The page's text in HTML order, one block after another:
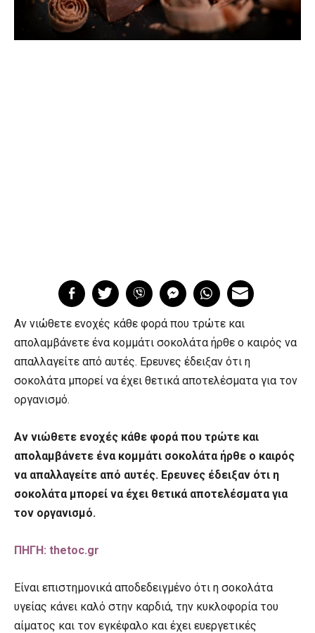
Αν νιώθετε ενοχές κάθε φορά που τρώτε και
απολαμβάνετε ένα κομμάτι σοκολάτα ήρθε ο καιρός να
απαλλαγείτε από αυτές. Ερευνες έδειξαν ότι η
σοκολάτα μπορεί να έχει θετικά αποτελέσματα για τον
οργανισμό.
Αν νιώθετε ενοχές κάθε φορά που τρώτε και
απολαμβάνετε ένα κομμάτι σοκολάτα ήρθε ο καιρός
να απαλλαγείτε από αυτές. Ερευνες έδειξαν ότι η
σοκολάτα μπορεί να έχει θετικά αποτελέσματα για
τον οργανισμό.
ΠΗΓΗ: thetoc.gr
Είναι επιστημονικά αποδεδειγμένο ότι η σοκολάτα
υγείας κάνει καλό στην καρδιά, την κυκλοφορία του
αίματος και τον εγκέφαλο και έχει ευεργετικές